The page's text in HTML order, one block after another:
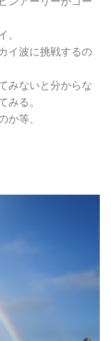
。
イ波に挑戦するの
みないと分からな
みる。
か等、